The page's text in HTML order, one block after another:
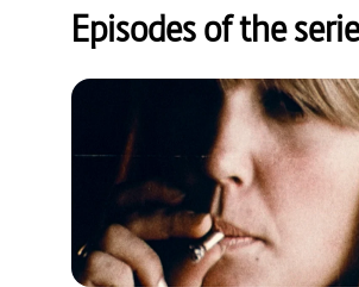
Episodes of the